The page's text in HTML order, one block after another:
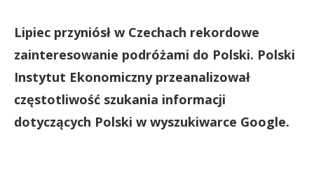
Lipiec przyniósł w Czechach rekordowe
zainteresowanie podróżami do Polski. Polski
Instytut Ekonomiczny przeanalizował
częstotliwość szukania informacji
dotyczących Polski w wyszukiwarce Google.